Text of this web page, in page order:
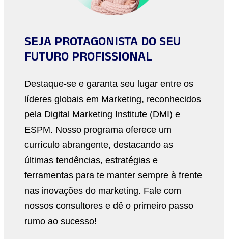
SEJA PROTAGONISTA DO SEU
FUTURO PROFISSIONAL
Destaque-se e garanta seu lugar entre os
líderes globais em Marketing, reconhecidos
pela Digital Marketing Institute (DMI) e
ESPM. Nosso programa oferece um
currículo abrangente, destacando as
últimas tendências, estratégias e
ferramentas para te manter sempre à frente
nas inovações do marketing. Fale com
nossos consultores e dê o primeiro passo
rumo ao sucesso!